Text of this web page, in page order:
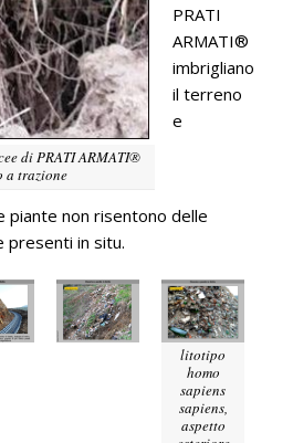
di PRATI ARMATI®
a trazione
PRATI
ARMATI®
imbrigliano
il terreno
e
non risentono delle
presenti in situ.
litotipo
homo
sapiens
sapiens,
aspetto